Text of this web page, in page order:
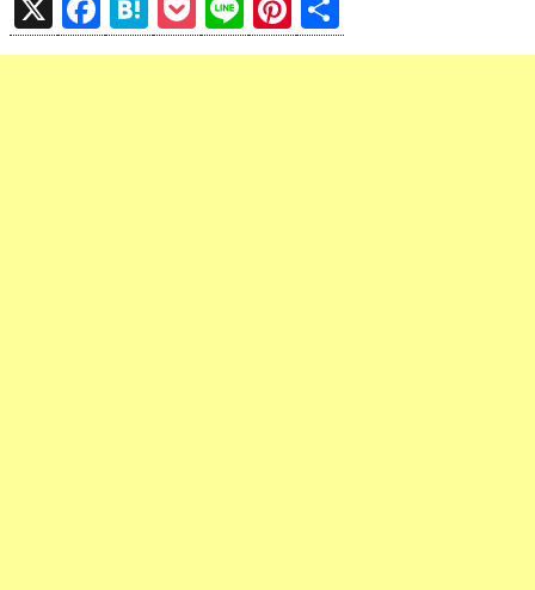
X
F
a
H
at
P
o
Li
n
Pi
nt 有